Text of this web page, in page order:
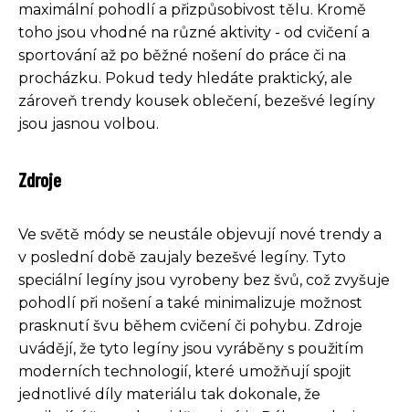
maximální pohodlí a přizpůsobivost tělu. Kromě
toho jsou vhodné na různé aktivity - od cvičení a
sportování až po běžné nošení do práce či na
procházku. Pokud tedy hledáte praktický, ale
zároveň trendy kousek oblečení, bezešvé legíny
jsou jasnou volbou.
Zdroje
Ve světě módy se neustále objevují nové trendy a
v poslední době zaujaly bezešvé legíny. Tyto
speciální legíny jsou vyrobeny bez švů, což zvyšuje
pohodlí při nošení a také minimalizuje možnost
prasknutí švu během cvičení či pohybu. Zdroje
uvádějí, že tyto legíny jsou vyráběny s použitím
moderních technologií, které umožňují spojit
jednotlivé díly materiálu tak dokonale, že